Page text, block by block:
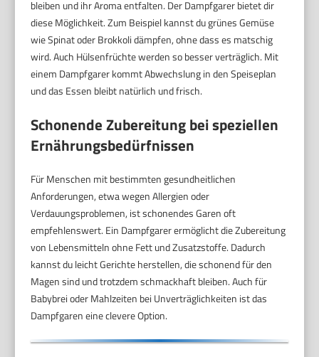
bleiben und ihr Aroma entfalten. Der Dampfgarer bietet dir
diese Möglichkeit. Zum Beispiel kannst du grünes Gemüse
wie Spinat oder Brokkoli dämpfen, ohne dass es matschig
wird. Auch Hülsenfrüchte werden so besser verträglich. Mit
einem Dampfgarer kommt Abwechslung in den Speiseplan
und das Essen bleibt natürlich und frisch.
Schonende Zubereitung bei speziellen
Ernährungsbedürfnissen
Für Menschen mit bestimmten gesundheitlichen
Anforderungen, etwa wegen Allergien oder
Verdauungsproblemen, ist schonendes Garen oft
empfehlenswert. Ein Dampfgarer ermöglicht die Zubereitung
von Lebensmitteln ohne Fett und Zusatzstoffe. Dadurch
kannst du leicht Gerichte herstellen, die schonend für den
Magen sind und trotzdem schmackhaft bleiben. Auch für
Babybrei oder Mahlzeiten bei Unverträglichkeiten ist das
Dampfgaren eine clevere Option.